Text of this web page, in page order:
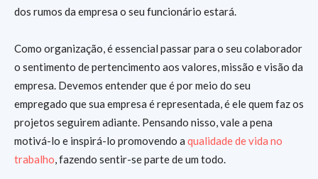
dos rumos da empresa o seu funcionário estará.
Como organização, é essencial passar para o seu colaborador
o sentimento de pertencimento aos valores, missão e visão da
empresa. Devemos entender que é por meio do seu
empregado que sua empresa é representada, é ele quem faz os
projetos seguirem adiante. Pensando nisso, vale a pena
motivá-lo e inspirá-lo promovendo a qualidade de vida no
trabalho, fazendo sentir-se parte de um todo.